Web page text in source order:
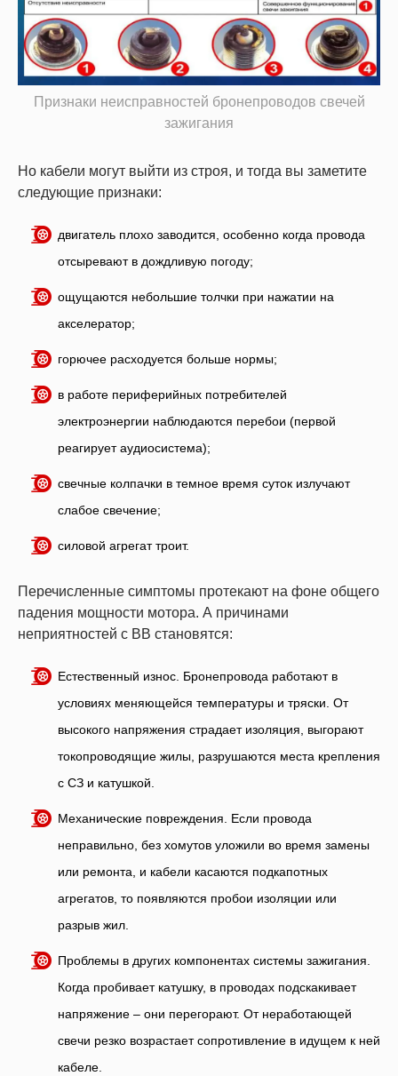
Признаки неисправностей бронепроводов свечей
зажигания
Но кабели могут выйти из строя, и тогда вы заметите
следующие признаки:
двигатель плохо заводится, особенно когда провода
отсыревают в дождливую погоду;
ощущаются небольшие толчки при нажатии на
акселератор;
горючее расходуется больше нормы;
в работе периферийных потребителей
электроэнергии наблюдаются перебои (первой
реагирует аудиосистема);
свечные колпачки в темное время суток излучают
слабое свечение;
силовой агрегат троит.
Перечисленные симптомы протекают на фоне общего
падения мощности мотора. А причинами
неприятностей с ВВ становятся:
Естественный износ. Бронепровода работают в
условиях меняющейся температуры и тряски. От
высокого напряжения страдает изоляция, выгорают
токопроводящие жилы, разрушаются места крепления
с СЗ и катушкой.
Механические повреждения. Если провода
неправильно, без хомутов уложили во время замены
или ремонта, и кабели касаются подкапотных
агрегатов, то появляются пробои изоляции или
разрыв жил.
Проблемы в других компонентах системы зажигания.
Когда пробивает катушку, в проводах подскакивает
напряжение – они перегорают. От неработающей
свечи резко возрастает сопротивление в идущем к ней
кабеле.